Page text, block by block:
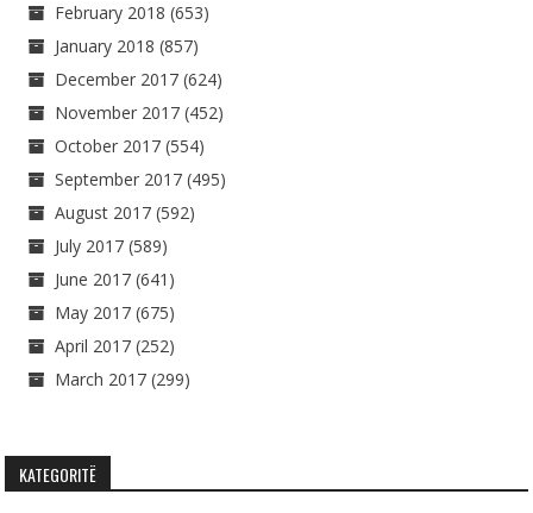
February 2018 (653)
January 2018 (857)
December 2017 (624)
November 2017 (452)
October 2017 (554)
September 2017 (495)
August 2017 (592)
July 2017 (589)
June 2017 (641)
May 2017 (675)
April 2017 (252)
March 2017 (299)
KATEGORITË